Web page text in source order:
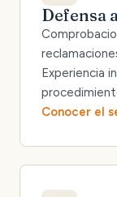
Defensa
Experiencia
Conocer el